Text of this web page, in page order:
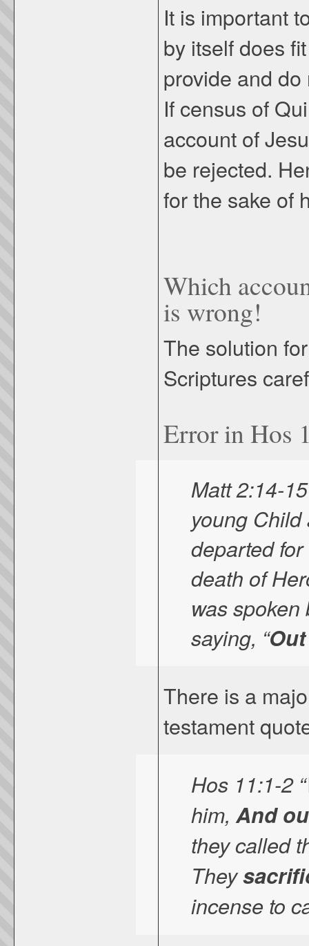
It is important
by itself does
provide and
If census of
account of
be rejected.
for the sake of
Which
is wrong!
The solution
Scriptures
Error in Hos
Matt 2:14-
young
departed
death of
was
saying, “
There is a
testament
Hos 11:1-2
him,And
they called
They
incense to